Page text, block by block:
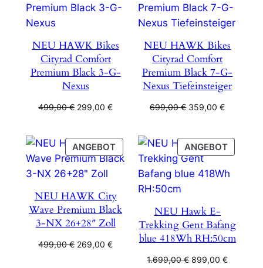
ANGEBOT
NEU HAWK Bikes
Cityrad Comfort
Premium Black 3-G-
Nexus
499,00€ Ursprünglicher
499,00 €
299,00€Aktueller
299,00 €.
NEU HAWK Bikes
Cityrad Comfort
Premium Black 7-G-
Nexus Tiefeinsteiger
699,00€ Ursprünglicher
699,00 €
359,00€Aktueller
359,00 €.
ANGEBOTPRODUKT
IM
ANGEBOT
NEU HAWK City
Wave Premium Black
3-NX 26+28″ Zoll
499,00€ Ursprünglicher
269,00€Aktueller
ANGEBOT
IM
NEU Hawk E-
Trekking Gent Bafang
blue 418Wh RH:50cm
1.699,00€ Ursprünglicher
899,00€Aktueller